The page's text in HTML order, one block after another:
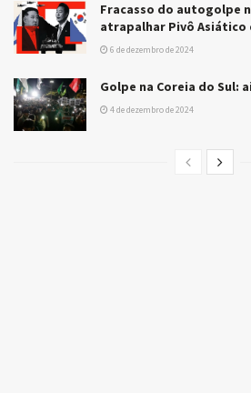
Fracasso do autogolpe
atrapalhar Pivô Asiático
6 de dezembro de 2024
Golpe na Coreia do Sul:
4 de dezembro de 2024